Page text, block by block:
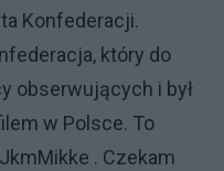
Konfederacji.
który do
obserwujących i był
w Polsce. To
. Czekam